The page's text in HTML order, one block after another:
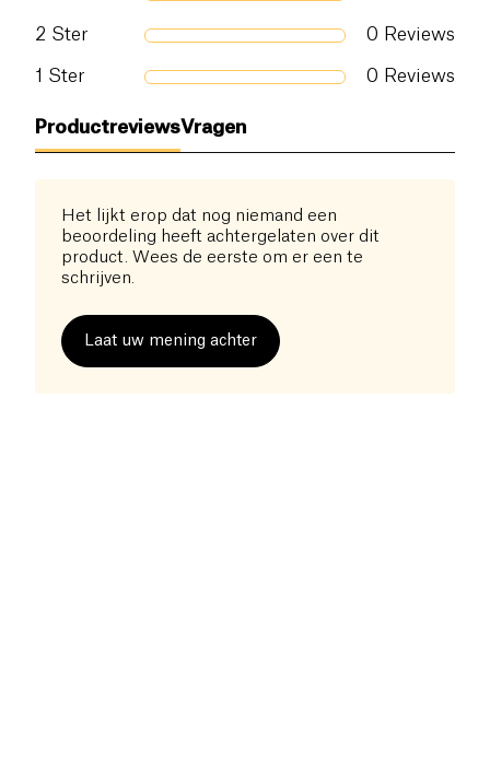
2 Ster 0 Reviews
1 Ster 0 Reviews
ProductreviewsVragen
Het lijkt erop dat nog niemand een
beoordeling heeft achtergelaten over dit
product. Wees de eerste om er een te
schrijven.
Laat uw mening achter